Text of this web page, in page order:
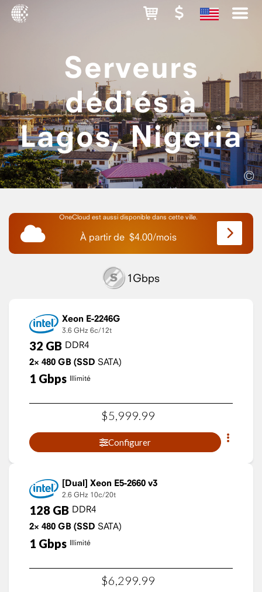
Serveurs
dédiés à
Lagos, Nigeria
©
OneCloud est aussi disponible dans cette ville.
À partir de $4.00/mois
1Gbps
Xeon E-2246G
3.6 GHz 6c/12t
32 GB DDR4
2× 480 GB (SSD SATA)
1 Gbps Illimité
$5,999.99
Configurer
Xeon E5-2660 v3
2.6 GHz 10c/20t
128 GB DDR4
2× 480 GB (SSD SATA)
1 Gbps Illimité
$6,299 99